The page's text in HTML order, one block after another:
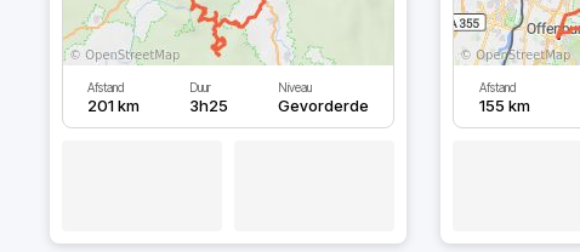
Afstand
201 km
Duur
3h25
Niveau
Gevorderde
Afstand
155 km